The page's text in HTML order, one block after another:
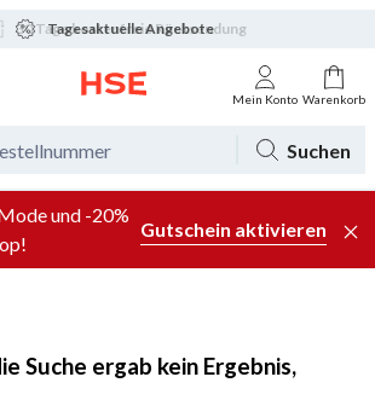
Tagesaktuelle Angebote
Mein Konto Warenkorb
Suchen
und -20%
Gutschein aktivieren
Suche ergab kein Ergebnis,